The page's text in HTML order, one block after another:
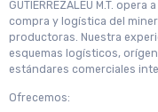
GUTIERREZALEU M.T.
compra y logística del
productoras. Nuestra
esquemas logísticos,
estándares comerciales
Ofrecemos: